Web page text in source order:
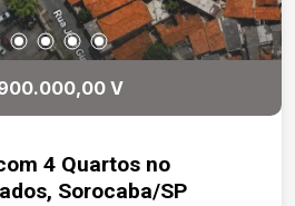
V
4 Quartos no
Sorocaba/SP